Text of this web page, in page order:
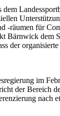
-räumen für
Bärnwick dem
der
im
der Bereich
nach